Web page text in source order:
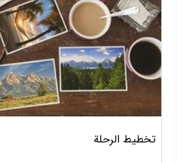
تخطيط الرحلة